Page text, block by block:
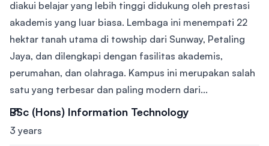
diakui belajar yang lebih tinggi didukung oleh prestasi
akademis yang luar biasa. Lembaga ini menempati 22
hektar tanah utama di towship dari Sunway, Petaling
Jaya, dan dilengkapi dengan fasilitas akademis,
perumahan, dan olahraga. Kampus ini merupakan salah
satu yang terbesar dan paling modern dari...
BSc (Hons) Information Technology
3 years